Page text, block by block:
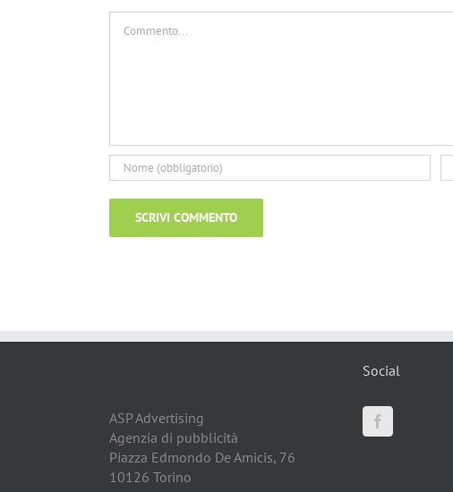
ASP Advertising
Agenzia di pubblicità
Piazza Edmondo De Amicis, 76
10126 Torino
Social